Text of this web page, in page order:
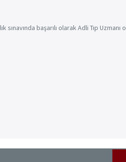
başarılı olarak Adli Tıp